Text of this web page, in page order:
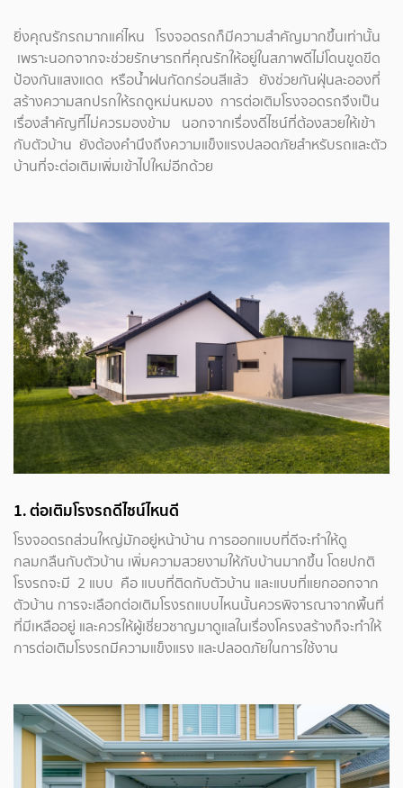
ยิ่งคุณรักรถมากแค่ไหน โรงจอดรถก็มีความสำคัญมากขึ้นเท่านั้น
เพราะนอกจากจะช่วยรักษารถที่คุณรักให้อยู่ในสภาพดีไม่โดนขูดขีด
ป้องกันแสงแดด หรือน้ำฝนกัดกร่อนสีแล้ว ยังช่วยกันฝุ่นละอองที่
สร้างความสกปรกให้รถดูหม่นหมอง การต่อเติมโรงจอดรถจึงเป็น
เรื่องสำคัญที่ไม่ควรมองข้าม นอกจากเรื่องดีไซน์ที่ต้องสวยให้เข้า
กับตัวบ้าน ยังต้องคำนึงถึงความแข็งแรงปลอดภัยสำหรับรถและตัว
บ้านที่จะต่อเติมเพิ่มเข้าไปใหม่อีกด้วย
1. ต่อเติมโรงรถดีไซน์ไหนดี
โรงจอดรถส่วนใหญ่มักอยู่หน้าบ้าน การออกแบบที่ดีจะทำให้ดู
กลมกลืนกับตัวบ้าน เพิ่มความสวยงามให้กับบ้านมากขึ้น โดยปกติ
โรงรถจะมี 2 แบบ คือ แบบที่ติดกับตัวบ้าน และแบบที่แยกออกจาก
ตัวบ้าน การจะเลือกต่อเติมโรงรถแบบไหนนั้นควรพิจารณาจากพื้นที่
ที่มีเหลืออยู่ และควรให้ผู้เชี่ยวชาญมาดูแลในเรื่องโครงสร้างก็จะทำให้
การต่อเติมโรงรถมีความแข็งแรง และปลอดภัยในการใช้งาน